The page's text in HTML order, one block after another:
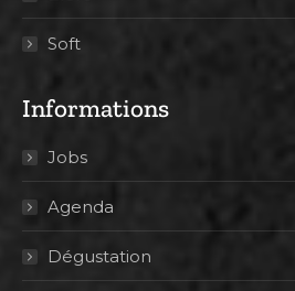
Soft
Informations
Jobs
Agenda
Dégustation